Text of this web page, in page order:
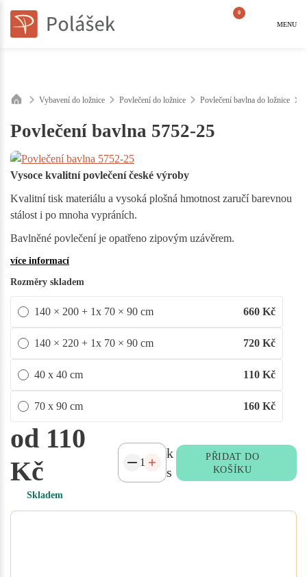
0
MENU
Vybavení do ložnice Povlečení do ložnice Povlečení bavlna do ložnice
Povlečení bavlna 5752-25
Vysoce kvalitní povlečení české výroby
Kvalitní tisk materiálu a vysoká plošná hmotnost zaručí barevnou
stálost i po mnoha vypráních.
Bavlněné povlečení je opatřeno zipovým uzávěrem.
více informací
Rozměry skladem
140 × 200 + 1x 70 × 90 cm 660 Kč
140 × 220 + 1x 70 × 90 cm 720 Kč
40 x 40 cm 110 Kč
70 x 90 cm 160 Kč
od 110
Kč
Skladem
k
s
PŘIDAT DO
KOŠÍKU